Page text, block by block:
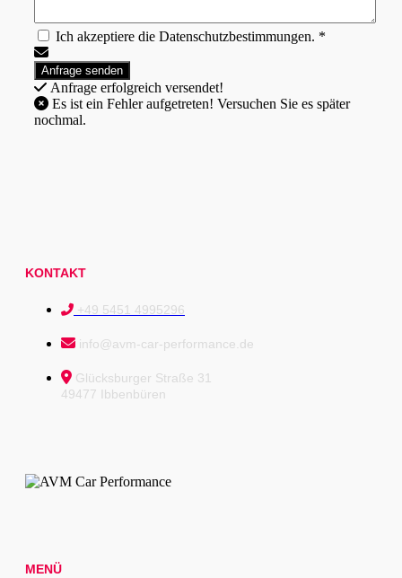
Ich akzeptiere die Datenschutzbestimmungen. *
Anfrage erfolgreich versendet!
nochmal.
KONTAKT
+49 5451 4995296
info@avm-car-performance.de
Glücksburger Straße 31
49477 Ibbenbüren
MENÜ